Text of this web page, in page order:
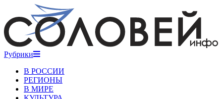
Рубрики
В РОССИИ
РЕГИОНЫ
В МИРЕ